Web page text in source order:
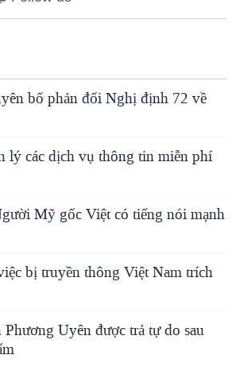
bố phản đối Nghị định 72 về
lý các dịch vụ thông tin miễn phí
Mỹ gốc Việt có tiếng nói mạnh
bị truyền thông Việt Nam trích
Uyên được trả tự do sau